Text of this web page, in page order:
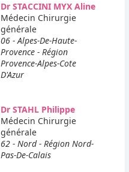
Dr STACCINI MYX Aline
Médecin Chirurgie
générale
06 - Alpes-De-Haute-
Provence - Région
Provence-Alpes-Cote
D'Azur
Dr STAHL Philippe
Médecin Chirurgie
générale
62 - Nord - Région Nord-
Pas-De-Calais